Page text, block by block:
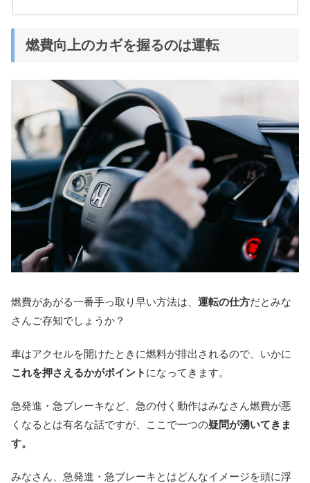
燃費向上のカギを握るのは運転
燃費があがる一番手っ取り早い方法は、 運転の仕方だとみな
さんご存知でしょうか？
車はアクセルを開けたときに燃料が排出されるので、いかに
これを押さえるかがポイント になってきます。
急発進・急ブレーキなど、急の付く動作はみなさん燃費が悪
くなるとは有名な話ですが、ここで一つの疑問が湧いてきま
す。
みなさん、急発進・急ブレーキとはどんなイメージを頭に浮